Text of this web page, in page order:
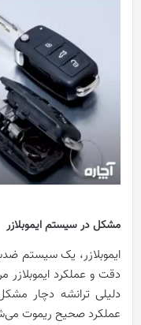
مشکل در سیستم ایموبلازر
ایموبلازر، یک سیستم
دقت و عملکرد ایموبلازر
دلیلی ترانشه دچار
عملکرد صحیح ریموت